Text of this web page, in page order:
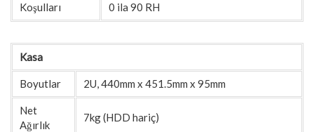
Koşulları
0 ila 90 RH
Kasa
Boyutlar 2U, 440mm x 451.5mm x 95mm
Net
Ağırlık
7kg (HDD hariç)